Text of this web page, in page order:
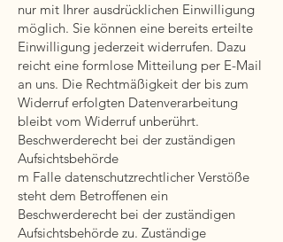
nur mit Ihrer ausdrücklichen Einwilligung
möglich. Sie können eine bereits erteilte
Einwilligung jederzeit widerrufen. Dazu
reicht eine formlose Mitteilung per E-Mail
an uns. Die Rechtmäßigkeit der bis zum
Widerruf erfolgten Datenverarbeitung
bleibt vom Widerruf unberührt.
Beschwerderecht bei der zuständigen
Aufsichtsbehörde
m Falle datenschutzrechtlicher Verstöße
steht dem Betroffenen ein
Beschwerderecht bei der zuständigen
Aufsichtsbehörde zu. Zuständige